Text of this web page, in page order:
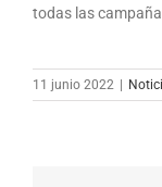
todas las
11 junio 2022 |